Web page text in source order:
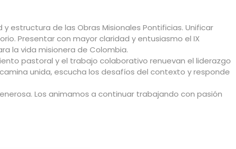
estructura de las Obras Misionales Pontificias. Unificar
Presentar con mayor claridad y entusiasmo el IX
la vida misionera de Colombia.
pastoral y el trabajo colaborativo renuevan el liderazgo
unida, escucha los desafíos del contexto y responde
Los animamos a continuar trabajando con pasión